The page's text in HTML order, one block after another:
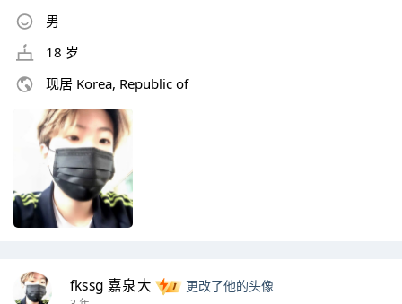
男
18 岁
现居 Korea, Republic of
fkssg 嘉泉大 更改了他的头像